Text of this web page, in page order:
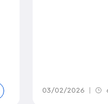
03/02/2026